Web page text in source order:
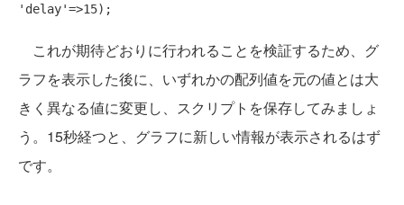
'delay'
これが期待どおりに行われることを検証するため、グ
ラフを表示した後に、いずれかの配列値を元の値とは大
きく異なる値に変更し、スクリプトを保存してみましょ
う。15秒経つと、グラフに新しい情報が表示されるはず
です。